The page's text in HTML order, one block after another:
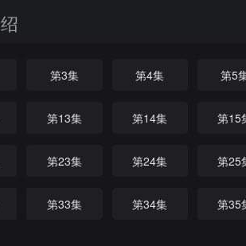
第3集 第4集 第5
第13集 第14集 第15
第23集 第24集 第25
第33集 第34集 第35